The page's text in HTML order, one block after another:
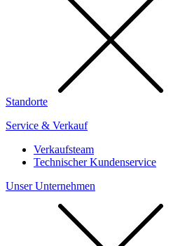
Standorte
Service & Verkauf
Verkaufsteam
Technischer Kundenservice
Unser Unternehmen